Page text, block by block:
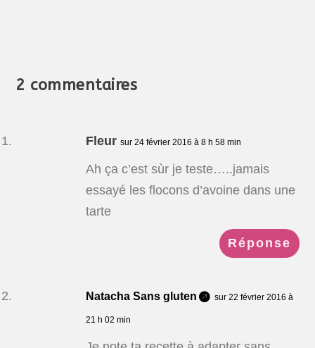
2 commentaires
Fleur sur 24 février 2016 à 8 h 58 min
Ah ça c’est sùr je teste…..jamais
essayé les flocons d’avoine dans une
tarte
Réponse
Natacha Sans gluten sur 22 février 2016 à
21 h 02 min